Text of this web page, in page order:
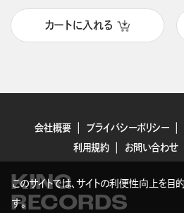
カートに入れる
会社概要 プライバシーポリシー
利用規約
お問い合わせ
KING
RECORDS
このサイトでは、サイトの利便性向上を目
す。